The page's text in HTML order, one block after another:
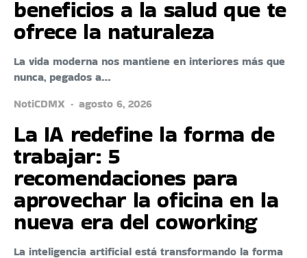
beneficios a la salud que te
ofrece la naturaleza
La vida moderna nos mantiene en interiores más que
nunca, pegados a…
NotiCDMX
agosto 6, 2026
La IA redefine la forma de
trabajar: 5
recomendaciones para
aprovechar la oficina en la
nueva era del coworking
La inteligencia artificial está transformando la forma